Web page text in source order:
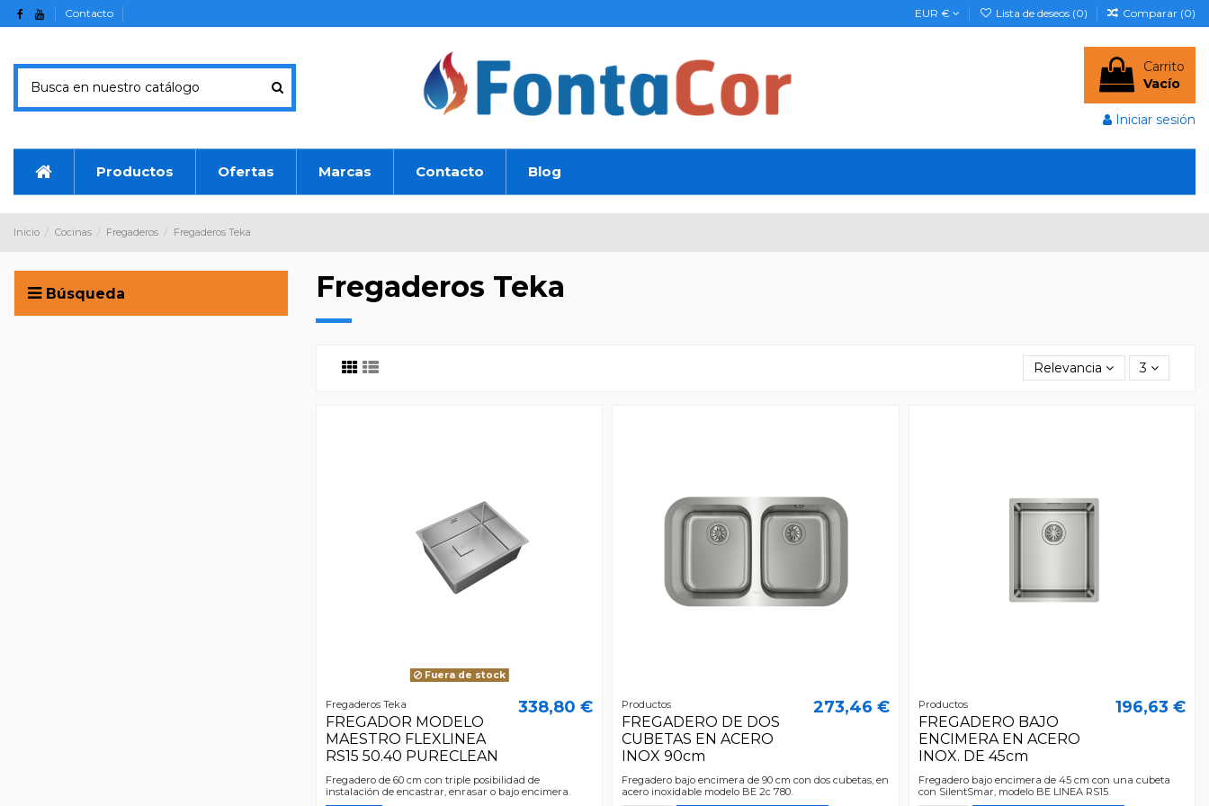
Contacto EUR € Lista de deseos (0) Comparar (0)
Carrito
Vacío
Iniciar sesión
Productos Ofertas Marcas Contacto Blog
Inicio Cocinas Fregaderos Fregaderos Teka
Fregaderos Teka
Relevancia 3
Fuera de stock
Fregaderos Teka
FREGADOR MODELO
MAESTRO FLEXLINEA
RS15 50.40 PURECLEAN
338,80 €
Fregadero de 60 cm con triple posibilidad de
instalación de encastrar, enrasar o bajo encimera.
Productos
FREGADERO DE DOS
CUBETAS EN ACERO
INOX 90cm
273,46 €
Fregadero bajo encimera de 90 cm con dos cubetas, en
acero inoxidable modelo BE 2c 780.
Productos
FREGADERO BAJO
ENCIMERA EN ACERO
INOX. DE 45cm
196,63 €
Fregadero bajo encimera de 45 cm con una cubeta
con SilentSmar, modelo BE LINEA RS15.
Búsqueda